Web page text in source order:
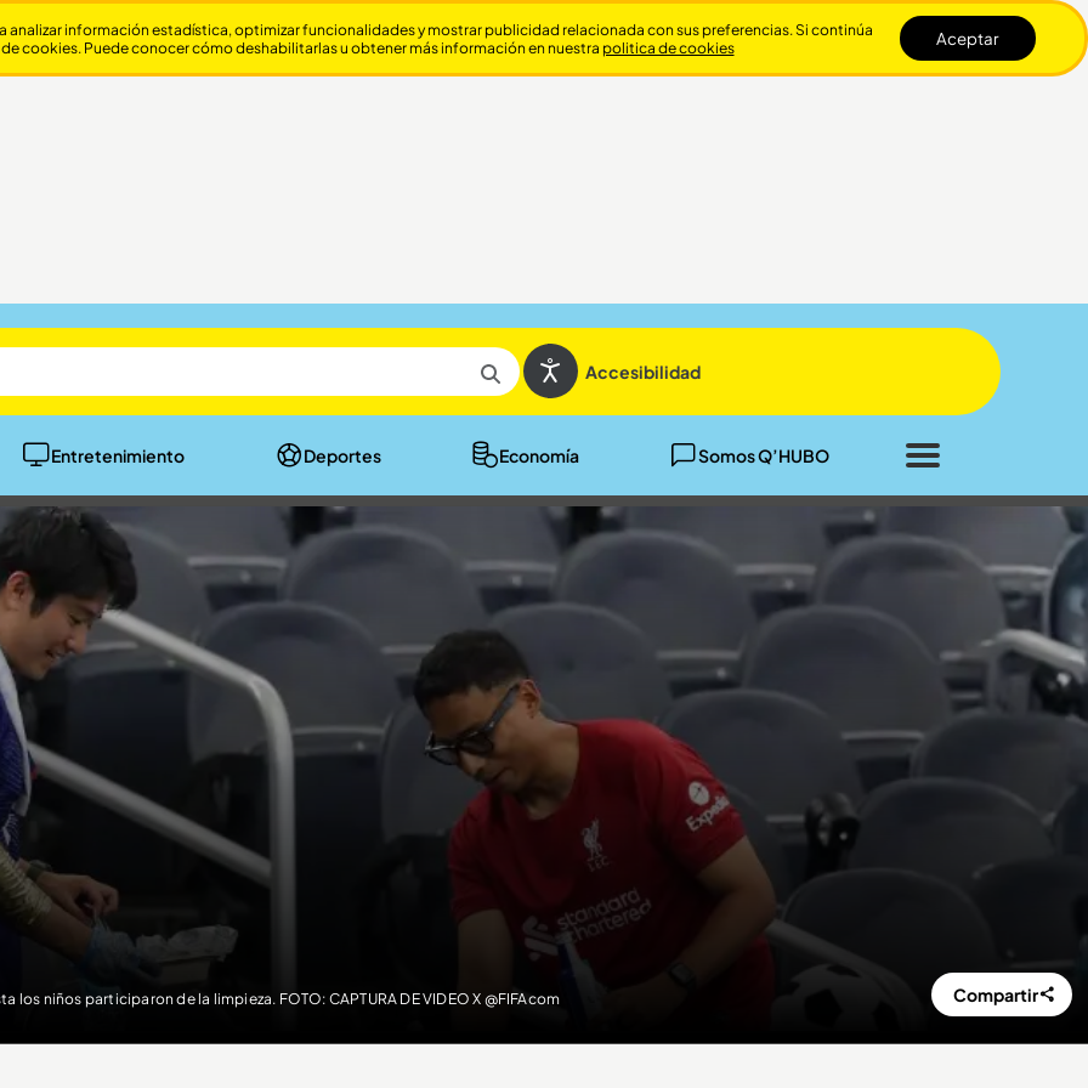
Accesibilidad
Entretenimiento Deportes Economía Somos Q’HUBO
Cerrar
los niños participaron de la limpieza. FOTO: CAPTURA DE VIDEO X @FIFAcom Compartir
información estadística, optimizar funcionalidades y mostrar publicidad relacionada con sus preferencias. Si continúa
cookies. Puede conocer cómo deshabilitarlas u obtener más información en nuestra politica de cookies Aceptar